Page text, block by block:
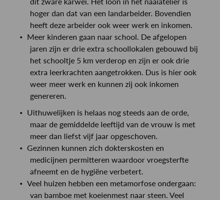
hoger dan dat van een landarbeider. Bovendien
heeft deze arbeider ook weer werk en inkomen.
Meer kinderen gaan naar school. De afgelopen
jaren zijn er drie extra schoollokalen gebouwd bij
het schooltje 5 km verderop en zijn er ook drie
extra leerkrachten aangetrokken. Dus is hier ook
weer meer werk en kunnen zij ook inkomen
genereren.
Uithuwelijken is helaas nog steeds aan de orde,
maar de gemiddelde leeftijd van de vrouw is met
meer dan liefst vijf jaar opgeschoven.
Gezinnen kunnen zich dokterskosten en
medicijnen permitteren waardoor vroegsterfte
afneemt en de hygiëne verbetert.
Veel huizen hebben een metamorfose ondergaan:
van bamboe met koeienmest naar steen. Veel